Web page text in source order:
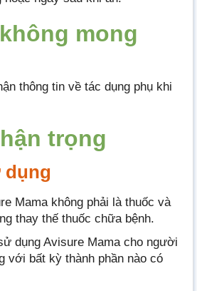
mong
thông tin về tác dụng phụ khi
trọng
dụng
Mama không phải là thuốc và
thay thế thuốc chữa bệnh.
dụng Avisure Mama cho người
với bất kỳ thành phần nào có